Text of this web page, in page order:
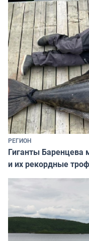
РЕГИОН
Гиганты Баренцева
и их рекордные